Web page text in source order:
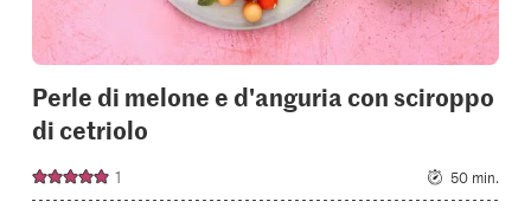
Perle di melone e d'anguria con sciroppo
di cetriolo
1 50 min.